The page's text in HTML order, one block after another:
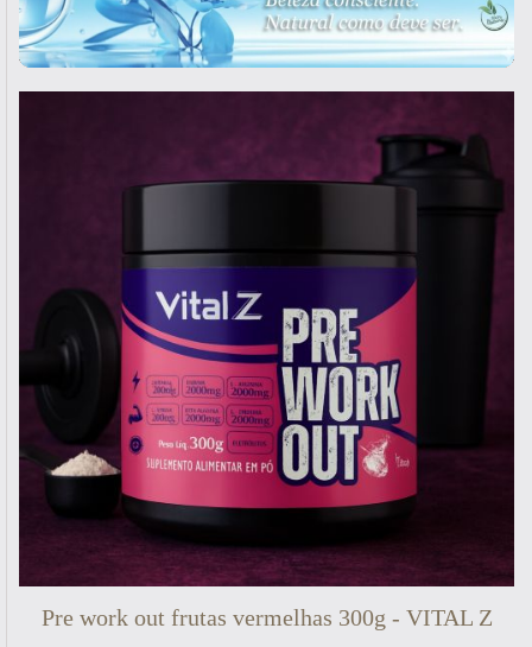
Pre work out frutas vermelhas 300g - VITAL Z